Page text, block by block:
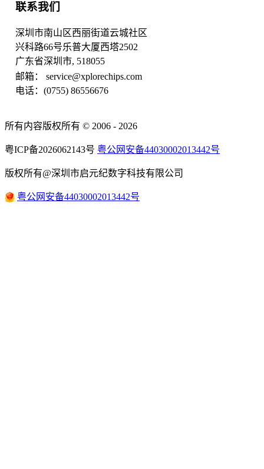
联系我们
深圳市南山区西丽街道云城社区
兴科路66号乐普大厦西塔2502
广东省深圳市, 518055
邮箱： service@xplorechips.com
电话：(0755) 86556676
所有内容版权所有 © 2006 - 2026
粤ICP备2026062143号 粤公网安备44030002013442号
版权所有@深圳市启元纪数字科技有限公司
粤公网安备44030002013442号